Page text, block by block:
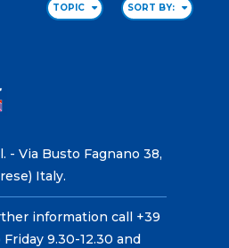
TOPIC SORT BY:
- Via Busto Fagnano 38,
Italy.
information call +39
9.30-12.30 and